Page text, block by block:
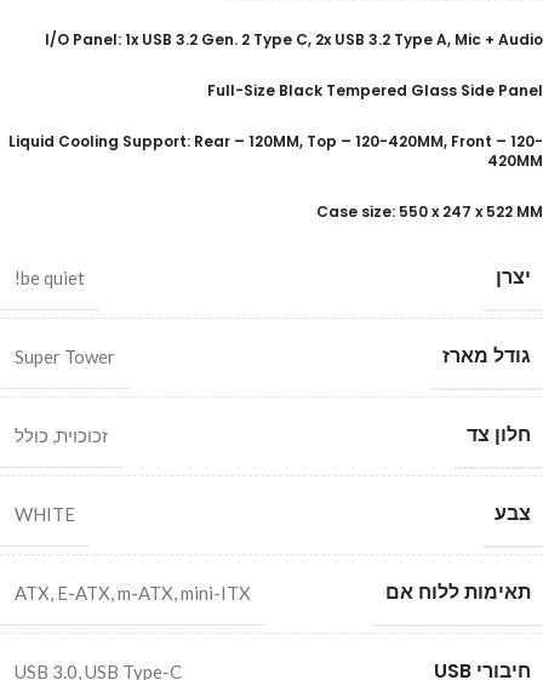
I/O Panel: 1x USB 3.2 Gen. 2 Type C, 2x USB 3.2 Type A, Mic + Audio
Full-Size Black Tempered Glass Side Panel
Liquid Cooling Support: Rear – 120MM, Top – 120-420MM, Front – 120-
420MM
Case size: 550 x 247 x 522 MM
יצרן be quiet!
גודל מארז Super Tower
חלון צד זכוכוית, כולל
צבע WHITE
תאימות ללוח אם ATX, E-ATX,m-ATX,mini-ITX
חיבורי USB USB 3.0,USB Type-C